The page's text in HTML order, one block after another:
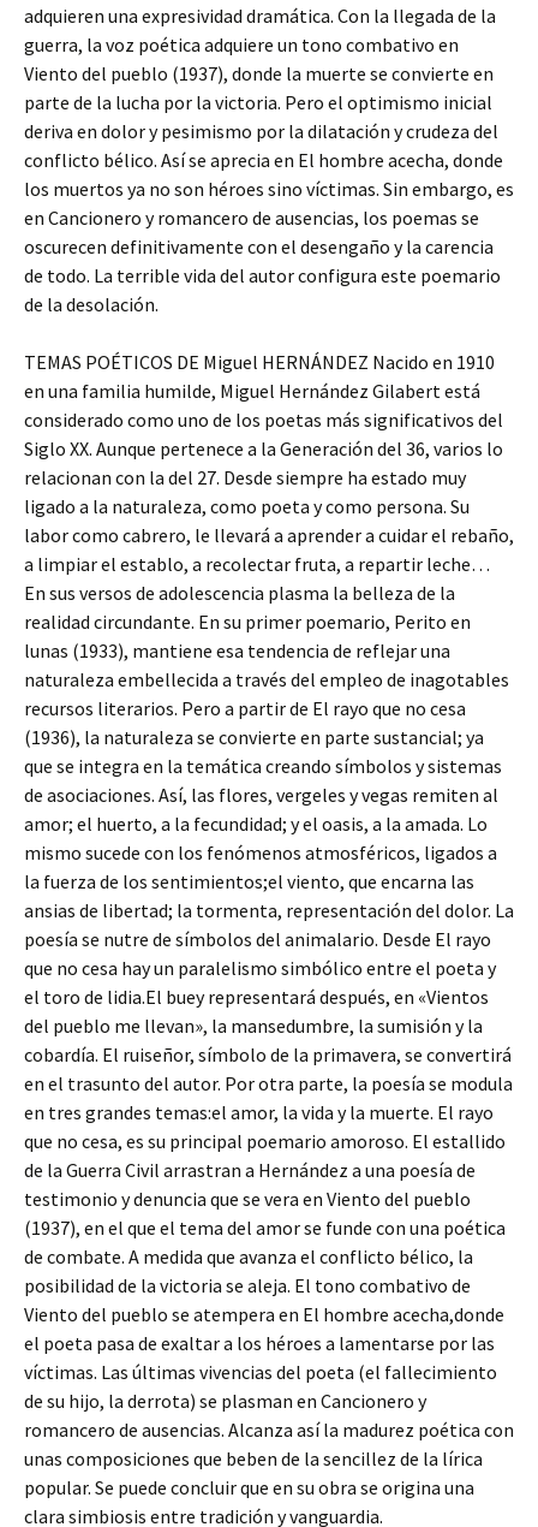
adquieren una expresividad dramática. Con la llegada de la
guerra, la voz poética adquiere un tono combativo en
Viento del pueblo (1937), donde la muerte se convierte en
parte de la lucha por la victoria. Pero el optimismo inicial
deriva en dolor y pesimismo por la dilatación y crudeza del
conflicto bélico. Así se aprecia en El hombre acecha, donde
los muertos ya no son héroes sino víctimas. Sin embargo, es
en Cancionero y romancero de ausencias, los poemas se
oscurecen definitivamente con el desengaño y la carencia
de todo. La terrible vida del autor configura este poemario
de la desolación.
TEMAS POÉTICOS DE Miguel HERNÁNDEZ Nacido en 1910
en una familia humilde, Miguel Hernández Gilabert está
considerado como uno de los poetas más significativos del
Siglo XX. Aunque pertenece a la Generación del 36, varios lo
relacionan con la del 27. Desde siempre ha estado muy
ligado a la naturaleza, como poeta y como persona. Su
labor como cabrero, le llevará a aprender a cuidar el rebaño,
a limpiar el establo, a recolectar fruta, a repartir leche…
En sus versos de adolescencia plasma la belleza de la
realidad circundante. En su primer poemario, Perito en
lunas (1933), mantiene esa tendencia de reflejar una
naturaleza embellecida a través del empleo de inagotables
recursos literarios. Pero a partir de El rayo que no cesa
(1936), la naturaleza se convierte en parte sustancial; ya
que se integra en la temática creando símbolos y sistemas
de asociaciones. Así, las flores, vergeles y vegas remiten al
amor; el huerto, a la fecundidad; y el oasis, a la amada. Lo
mismo sucede con los fenómenos atmosféricos, ligados a
la fuerza de los sentimientos;el viento, que encarna las
ansias de libertad; la tormenta, representación del dolor. La
poesía se nutre de símbolos del animalario. Desde El rayo
que no cesa hay un paralelismo simbólico entre el poeta y
el toro de lidia.El buey representará después, en «Vientos
del pueblo me llevan», la mansedumbre, la sumisión y la
cobardía. El ruiseñor, símbolo de la primavera, se convertirá
en el trasunto del autor. Por otra parte, la poesía se modula
en tres grandes temas:el amor, la vida y la muerte. El rayo
que no cesa, es su principal poemario amoroso. El estallido
de la Guerra Civil arrastran a Hernández a una poesía de
testimonio y denuncia que se vera en Viento del pueblo
(1937), en el que el tema del amor se funde con una poética
de combate. A medida que avanza el conflicto bélico, la
posibilidad de la victoria se aleja. El tono combativo de
Viento del pueblo se atempera en El hombre acecha,donde
el poeta pasa de exaltar a los héroes a lamentarse por las
víctimas. Las últimas vivencias del poeta (el fallecimiento
de su hijo, la derrota) se plasman en Cancionero y
romancero de ausencias. Alcanza así la madurez poética con
unas composiciones que beben de la sencillez de la lírica
popular. Se puede concluir que en su obra se origina una
clara simbiosis entre tradición y vanguardia.